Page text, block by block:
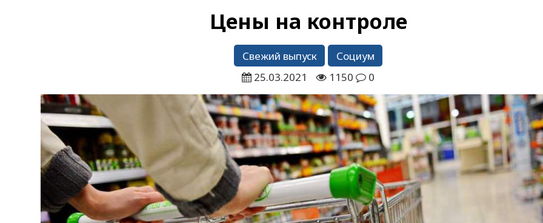
Цены на контроле
Свежий выпуск
Социум
25.03.2021
1150 0